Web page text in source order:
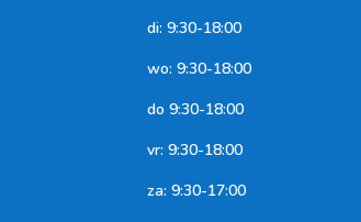
di: 9:30-18:00
wo: 9:30-18:00
do 9:30-18:00
vr: 9:30-18:00
za: 9:30-17:00